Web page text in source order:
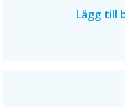
Lägg till